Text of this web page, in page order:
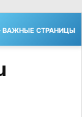
ВАЖНЫЕ СТРАНИЦЫ